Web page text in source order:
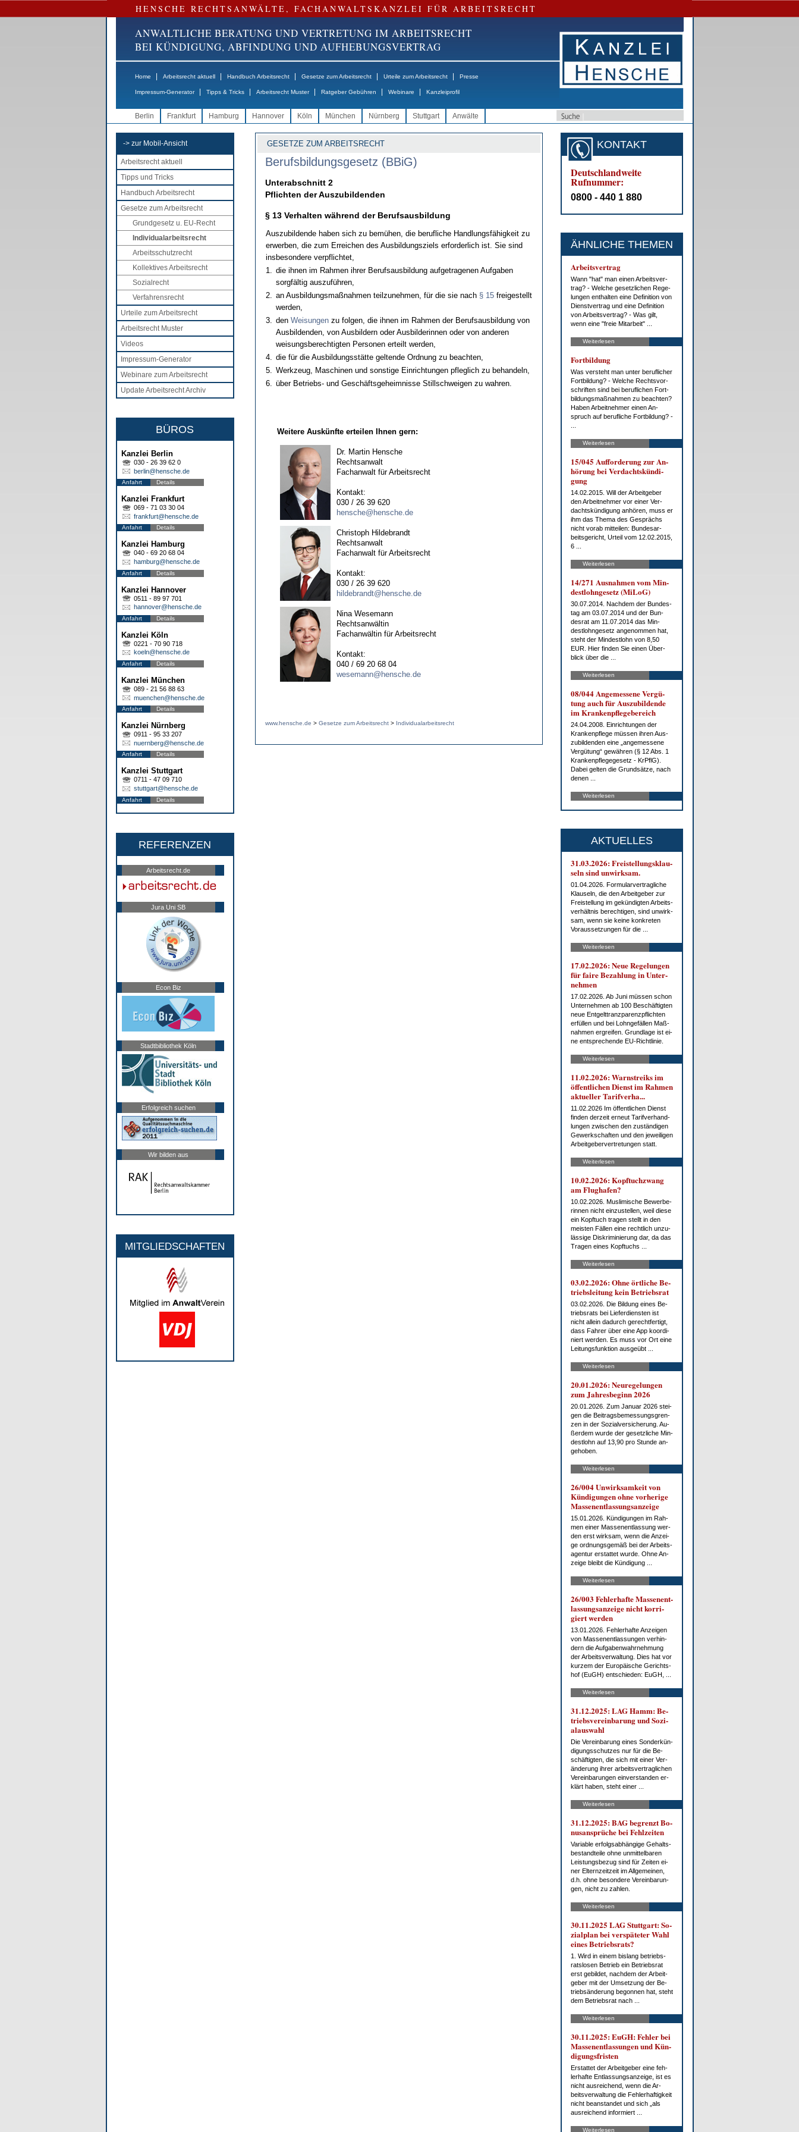
HENSCHE RECHTSANWÄLTE, FACHANWALTSKANZLEI FÜR ARBEITSRECHT
ANWALTLICHE BERATUNG UND VERTRETUNG IM ARBEITSRECHT
BEI KÜNDIGUNG, ABFINDUNG UND AUFHEBUNGSVERTRAG
Home Arbeitsrecht aktuell Handbuch Arbeitsrecht Gesetze zum Arbeitsrecht Urteile zum Arbeitsrecht Presse
Impressum-Generator Tipps & Tricks Arbeitsrecht Muster Ratgeber Gebühren Webinare Kanzleiprofil
Berlin Frankfurt Hamburg Hannover Köln München Nürnberg Stuttgart Anwälte
-> zur Mobil-Ansicht
Arbeitsrecht aktuell
Tipps und Tricks
Handbuch Arbeitsrecht
Gesetze zum Arbeitsrecht
Grundgesetz u. EU-Recht
Individualarbeitsrecht
Arbeitsschutzrecht
Kollektives Arbeitsrecht
Sozialrecht
Verfahrensrecht
Urteile zum Arbeitsrecht
Arbeitsrecht Muster
Videos
Impressum-Generator
Webinare zum Arbeitsrecht
Update Arbeitsrecht Archiv
BÜROS
Kanzlei Berlin
030 - 26 39 62 0
berlin@hensche.de
Anfahrt Details
Kanzlei Frankfurt
069 - 71 03 30 04
frankfurt@hensche.de
Anfahrt Details
Kanzlei Hamburg
040 - 69 20 68 04
hamburg@hensche.de
Anfahrt Details
Kanzlei Hannover
0511 - 89 97 701
hannover@hensche.de
Anfahrt Details
Kanzlei Köln
0221 - 70 90 718
koeln@hensche.de
Anfahrt Details
Kanzlei München
089 - 21 56 88 63
muenchen@hensche.de
Anfahrt Details
Kanzlei Nürnberg
0911 - 95 33 207
nuernberg@hensche.de
Anfahrt Details
Kanzlei Stuttgart
0711 - 47 09 710
stuttgart@hensche.de
Anfahrt Details
REFERENZEN
Arbeitsrecht.de
Jura Uni SB
Econ Biz
Stadtbibliothek Köln
Erfolgreich suchen
Wir bilden aus
MITGLIEDSCHAFTEN
GESETZE ZUM ARBEITSRECHT
Berufsbildungsgesetz (BBiG)
Unterabschnitt 2
Pflichten der Auszubildenden
§ 13 Verhalten während der Berufsausbildung
Auszubildende haben sich zu bemühen, die berufliche Handlungsfähigkeit zu
erwerben, die zum Erreichen des Ausbildungsziels erforderlich ist. Sie sind
insbesondere verpflichtet,
1. die ihnen im Rahmen ihrer Berufsausbildung aufgetragenen Aufgaben
sorgfältig auszuführen,
2. an Ausbildungsmaßnahmen teilzunehmen, für die sie nach § 15freigestellt
werden,
3. den Weisungenzu folgen, die ihnen im Rahmen der Berufsausbildung von
Ausbildenden, von Ausbildern oder Ausbilderinnen oder von anderen
weisungsberechtigten Personen erteilt werden,
4. die für die Ausbildungsstätte geltende Ordnung zu beachten,
5. Werkzeug, Maschinen und sonstige Einrichtungen pfleglich zu behandeln,
6. über Betriebs- und Geschäftsgeheimnisse Stillschweigen zu wahren.
Weitere Auskünfte erteilen Ihnen gern:
Dr. Martin Hensche
Rechtsanwalt
Fachanwalt für Arbeitsrecht
Kontakt:
030 / 26 39 620
hensche@hensche.de
Christoph Hildebrandt
Rechtsanwalt
Fachanwalt für Arbeitsrecht
Kontakt:
030 / 26 39 620
hildebrandt@hensche.de
Nina Wesemann
Rechtsanwältin
Fachanwältin für Arbeitsrecht
Kontakt:
040 / 69 20 68 04
wesemann@hensche.de
www.hensche.de > Gesetze zum Arbeitsrecht > Individualarbeitsrecht
KONTAKT
Deutschlandweite
Rufnummer:
0800 - 440 1 880
ÄHNLICHE THEMEN
Ar­beits­ver­trag
Wann "hat" man ei­nen Ar­beits­ver­
trag? - Wel­che ge­setz­li­chen Re­ge­
lun­gen ent­hal­ten ei­ne De­fi­ni­ti­on von
Dienst­ver­trag und ei­ne De­fi­ni­ti­on
von Ar­beits­ver­trag? - Was gilt,
wenn ei­ne "freie Mit­ar­beit" ...
Weiterlesen
Fort­bil­dung
Was ver­steht man un­ter be­ruf­li­cher
Fort­bil­dung? - Wel­che Rechts­vor­
schrif­ten sind bei be­ruf­li­chen Fort­
bil­dungs­maß­nah­men zu be­ach­ten?
Ha­ben Ar­beit­neh­mer ei­nen An­
spruch auf be­ruf­li­che Fort­bil­dung? -
Weiterlesen
15/045 Auf­for­de­rung zur An­
hö­rung bei Ver­dachts­kün­di­
gung
14.02.2015. Will der Ar­beit­ge­ber
den Ar­beit­neh­mer vor ei­ner Ver­
dachts­kün­di­gung an­hö­ren, muss er
ihm das The­ma des Ge­sprächs
nicht vor­ab mit­tei­len: Bun­des­ar­
beits­ge­richt, Ur­teil vom 12.02.2015,
6 ...
Weiterlesen
14/271 Aus­nah­men vom Min­
dest­l­ohn­ge­setz (Mi­LoG)
30.07.2014. Nach­dem der Bun­des­
tag am 03.07.2014 und der Bun­
des­rat am 11.07.2014 das Min­
dest­l­ohn­ge­setz an­ge­nom­men hat,
steht der Min­dest­lohn von 8,50
EUR. Hier fin­den Sie ei­nen Über­
blick über die ...
Weiterlesen
08/044 An­ge­mes­se­ne Ver­gü­
tung auch für Aus­zu­bil­den­de
im Kran­ken­pfle­ge­be­reich
24.04.2008. Ein­rich­tun­gen der
Kran­ken­pfle­ge müs­sen ih­ren Aus­
zu­bil­den­den ei­ne „an­ge­mes­se­ne
Ver­gü­tung“ ge­wäh­ren (§ 12 Abs. 1
Kran­ken­pfle­ge­ge­setz - KrPflG).
Da­bei gel­ten die Grund­sät­ze, nach
de­nen ...
Weiterlesen
AKTUELLES
31.03.2026: Frei­stel­lungs­klau­
seln sind un­wirk­sam.
01.04.2026. For­mu­lar­ver­trag­li­che
Klau­seln, die den Ar­beit­ge­ber zur
Frei­stel­lung im ge­kün­dig­ten Ar­beits­
ver­hält­nis be­rech­ti­gen, sind un­wirk­
sam, wenn sie kei­ne kon­kre­ten
Vor­aus­set­zun­gen für die ...
Weiterlesen
17.02.2026: Neue Re­ge­lun­gen
für fai­re Be­zah­lung in Un­ter­
neh­men
17.02.2026. Ab Ju­ni müs­sen schon
Un­ter­neh­men ab 100 Be­schäf­tig­ten
neue Ent­gelt­tranz­pa­renz­pflich­ten
er­fül­len und bei Lohn­ge­fäl­len Maß­
nah­men er­grei­fen. Grund­la­ge ist ei­
ne ent­spre­chen­de EU-Richt­li­nie.
Weiterlesen
11.02.2026: Warn­streiks im
öf­fent­li­chen Dienst im Rah­men
ak­tu­el­ler Ta­rif­ver­ha...
11.02.2026 Im öf­fent­li­chen Dienst
fin­den der­zeit er­neut Ta­rif­ver­hand­
lun­gen zwi­schen den zu­stän­di­gen
Ge­werk­schaf­ten und den je­wei­li­gen
Ar­beit­ge­ber­ver­tre­tun­gen statt.
Weiterlesen
10.02.2026: Kopf­tuch­zwang
am Flug­ha­fen?
10.02.2026. Mus­li­mi­sche Be­wer­be­
rin­nen nicht ein­zu­stel­len, weil die­se
ein Kopf­tuch tra­gen stellt in den
meis­ten Fäl­len ei­ne recht­lich un­zu­
läs­si­ge Dis­kri­mi­nie­rung dar, da das
Tra­gen ei­nes Kopf­tuchs ...
Weiterlesen
03.02.2026: Oh­ne ört­li­che Be­
triebs­lei­tung kein Be­triebs­rat
03.02.2026. Die Bil­dung ei­nes Be­
triebs­rats bei Lie­fer­diens­ten ist
nicht al­lein da­durch ge­recht­fer­tigt,
dass Fah­rer über ei­ne App ko­or­di­
niert wer­den. Es muss vor Ort ei­ne
Lei­tungs­funk­ti­on aus­ge­übt ...
Weiterlesen
20.01.2026: Neu­re­ge­lun­gen
zum Jah­res­be­ginn 2026
20.01.2026. Zum Ja­nu­ar 2026 stei­
gen die Bei­trags­be­mes­sungs­gren­
zen in der So­zi­al­ver­si­che­rung. Au­
ßer­dem wur­de der ge­setz­li­che Min­
dest­lohn auf 13,90 pro St­un­de an­
ge­ho­ben.
Weiterlesen
26/004 Un­wirk­sam­keit von
Kün­di­gun­gen oh­ne vor­he­ri­ge
Mas­sen­ent­las­sungs­an­zei­ge
15.01.2026. Kün­di­gun­gen im Rah­
men ei­ner Mas­sen­ent­las­sung wer­
den erst wirk­sam, wenn die An­zei­
ge ord­nungs­ge­mäß bei der Ar­beits­
agen­tur er­stat­tet wur­de. Oh­ne An­
zei­ge bleibt die Kün­di­gung ...
Weiterlesen
26/003 Feh­ler­haf­te Mas­sen­ent­
las­sungs­an­zei­ge nicht kor­ri­
giert wer­den
13.01.2026. Feh­ler­haf­te An­zei­gen
von Mas­sen­ent­las­sun­gen ver­hin­
dern die Auf­ga­ben­wahr­neh­mung
der Ar­beits­ver­wal­tung. Dies hat vor
kur­zem der Eu­ro­päi­sche Ge­richts­
hof (EuGH) ent­schie­den: EuGH, ...
Weiterlesen
31.12.2025: LAG Hamm: Be­
triebs­ver­ein­ba­rung und So­zi­
al­aus­wahl
Die Ver­ein­ba­rung ei­nes Son­der­kün­
di­gungs­schut­zes nur für die Be­
schäf­tig­ten, die sich mit ei­ner Ver­
än­de­rung ih­rer ar­beits­ver­trag­li­chen
Ver­ein­ba­run­gen ein­ver­stan­den er­
klärt ha­ben, steht ei­ner ...
Weiterlesen
31.12.2025: BAG be­grenzt Bo­
nus­an­sprü­che bei Fehl­zei­ten
Va­ria­ble er­folgs­ab­hän­gi­ge Ge­halts­
be­stand­tei­le oh­ne un­mit­tel­ba­ren
Leis­tungs­be­zug sind für Zei­ten ei­
ner El­tern­zeit­zeit im All­ge­mei­nen,
d.h. oh­ne be­son­de­re Ver­ein­ba­run­
gen, nicht zu zah­len.
Weiterlesen
30.11.2025 LAG Stutt­gart: So­
zi­al­plan bei ver­spä­te­ter Wahl
ei­nes Be­triebs­rats?
1. Wird in ei­nem bis­lang be­triebs­
rats­lo­sen Be­trieb ein Be­triebs­rat
erst ge­bil­det, nach­dem der Ar­beit­
ge­ber mit der Um­set­zung der Be­
trieb­s­än­de­rung be­gon­nen hat, steht
dem Be­triebs­rat nach ...
Weiterlesen
30.11.2025: EuGH: Feh­ler bei
Mas­sen­ent­las­sun­gen und Kün­
di­gungs­fris­ten
Er­stat­tet der Ar­beit­ge­ber ei­ne feh­
ler­haf­te Ent­las­sungs­an­zei­ge, ist es
nicht aus­rei­chend, wenn die Ar­
beits­ver­wal­tung die Feh­ler­haf­tig­keit
nicht be­an­stan­det und sich „als
aus­rei­chend in­for­miert ...
Weiterlesen